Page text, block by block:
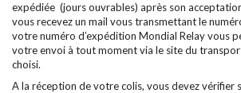
expédiée (jours ouvrables) après son
vous recevez un mail vous transmettant le
votre numéro d’expédition Mondial Relay vous
votre envoi à tout moment via le site du
choisi.
A la réception de votre colis, vous devez vérifier